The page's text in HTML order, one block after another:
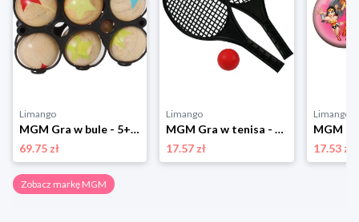
Limango
MGM Gra w bule - 5+ rozmiar: onesize
69.75 zł
Limango
MGM Gra w tenisa - 3+ (produkt niespodzianka) rozmiar: onesize
17.57 zł
Limango
17.53 zł
Zobacz markę MGM